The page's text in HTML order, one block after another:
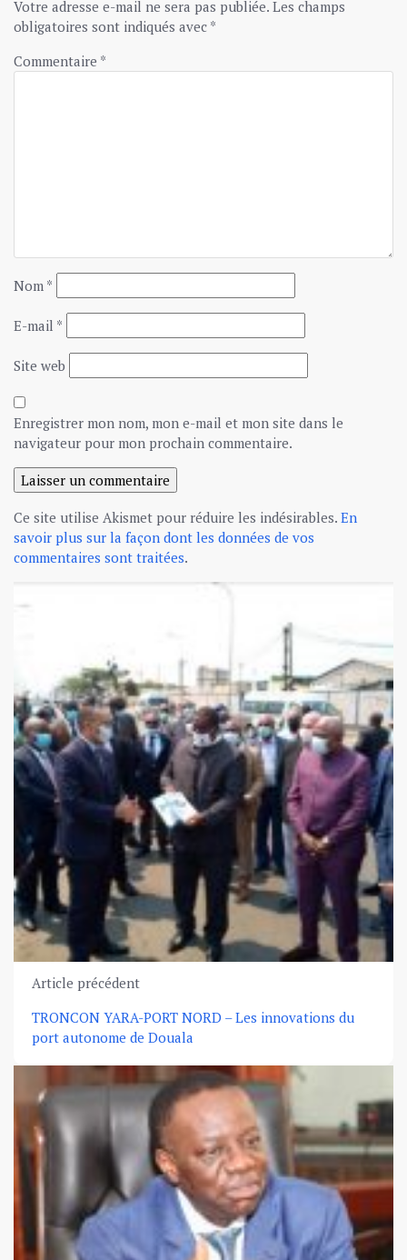
Votre adresse e-mail ne sera pas publiée. Les champs
obligatoires sont indiqués avec *
Commentaire *
Nom *
E-mail *
Site web
Enregistrer mon nom, mon e-mail et mon site dans le
navigateur pour mon prochain commentaire.
Ce site utilise Akismet pour réduire les indésirables. En
savoir plus sur la façon dont les données de vos
commentaires sont traitées.
Article précédent
TRONCON YARA-PORT NORD – Les innovations du
port autonome de Douala